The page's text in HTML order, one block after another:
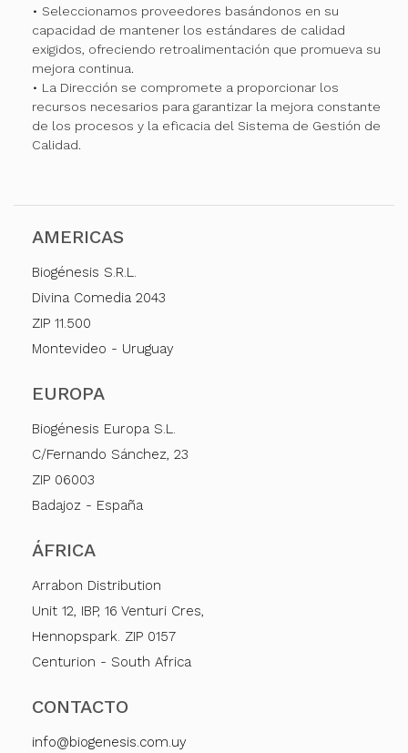
• Seleccionamos proveedores basándonos en su
capacidad de mantener los estándares de calidad
exigidos, ofreciendo retroalimentación que promueva su
mejora continua.
• La Dirección se compromete a proporcionar los
recursos necesarios para garantizar la mejora constante
de los procesos y la eficacia del Sistema de Gestión de
Calidad.
AMERICAS
Biogénesis S.R.L.
Divina Comedia 2043
ZIP 11.500
Montevideo - Uruguay
EUROPA
Biogénesis Europa S.L.
C/Fernando Sánchez, 23
ZIP 06003
Badajoz - España
ÁFRICA
Arrabon Distribution
Unit 12, IBP, 16 Venturi Cres,
Hennopspark. ZIP 0157
Centurion - South Africa
CONTACTO
info@biogenesis.com.uy